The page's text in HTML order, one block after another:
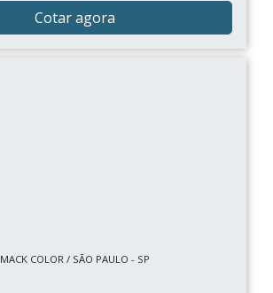
Cotar agora
MACK COLOR / SÃO PAULO - SP